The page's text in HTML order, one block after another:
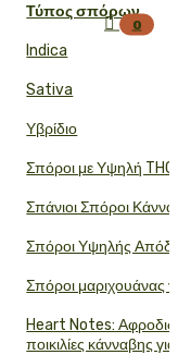
Τύπος σπόρων
Indica
Sativa
Υβρίδιο
Σπόροι με Υψηλή THC
Σπάνιοι Σπόροι
Σπόροι Υψηλής
Σπόροι μαριχουάνας
Heart Notes:
ποικιλίες κάνναβης
 0